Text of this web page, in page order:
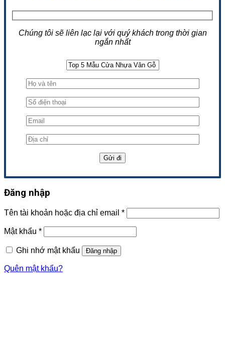
Chúng tôi sẽ liên lạc lại với quý khách trong thời gian
ngắn nhất
Đăng nhập
Tên tài khoản hoặc địa chỉ email *
Mật khẩu *
Ghi nhớ mật khẩu Đăng nhập
Quên mật khẩu?